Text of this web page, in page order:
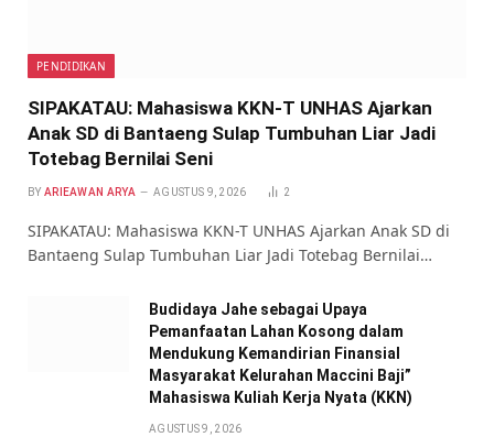
PENDIDIKAN
SIPAKATAU: Mahasiswa KKN-T UNHAS Ajarkan
Anak SD di Bantaeng Sulap Tumbuhan Liar Jadi
Totebag Bernilai Seni
BY ARIEAWAN ARYA AGUSTUS 9, 2026 2
SIPAKATAU: Mahasiswa KKN-T UNHAS Ajarkan Anak SD di
Bantaeng Sulap Tumbuhan Liar Jadi Totebag Bernilai…
Budidaya Jahe sebagai Upaya
Pemanfaatan Lahan Kosong dalam
Mendukung Kemandirian Finansial
Masyarakat Kelurahan Maccini Baji”
Mahasiswa Kuliah Kerja Nyata (KKN)
AGUSTUS 9, 2026